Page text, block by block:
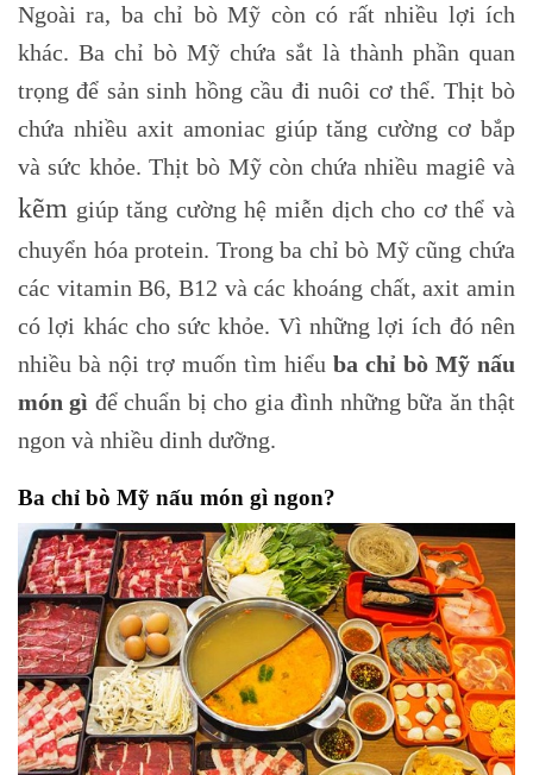
Ngoài ra, ba chỉ bò Mỹ còn có rất nhiều lợi ích
khác. Ba chỉ bò Mỹ chứa sắt là thành phần quan
trọng để sản sinh hồng cầu đi nuôi cơ thể. Thịt bò
chứa nhiều axit amoniac giúp tăng cường cơ bắp
và sức khỏe. Thịt bò Mỹ còn chứa nhiều magiê và
kẽm giúp tăng cường hệ miễn dịch cho cơ thể và
chuyển hóa protein. Trong ba chỉ bò Mỹ cũng chứa
các vitamin B6, B12 và các khoáng chất, axit amin
có lợi khác cho sức khỏe. Vì những lợi ích đó nên
nhiều bà nội trợ muốn tìm hiểu ba chỉ bò Mỹ nấu
món gì để chuẩn bị cho gia đình những bữa ăn thật
ngon và nhiều dinh dưỡng.
Ba chỉ bò Mỹ nấu món gì ngon?